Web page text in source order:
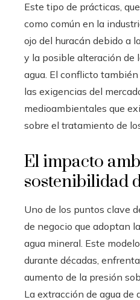
Este tipo de prácticas,
como común en la
ojo del huracán debido a
y la posible alteración de
agua. El conflicto
las exigencias del
medioambientales que
sobre el tratamiento de
El impacto
sostenibilidad
Uno de los puntos clave
de negocio que adoptan
agua mineral. Este
durante décadas,
aumento de la presión
La extracción de agua de